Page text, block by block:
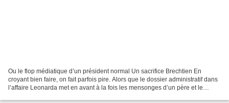
Ou le flop médiatique d’un président normal Un sacrifice Brechtien En
croyant bien faire, on fait parfois pire. Alors que le dossier administratif dans
l’affaire Leonarda met en avant à la fois les mensonges d’un père et le